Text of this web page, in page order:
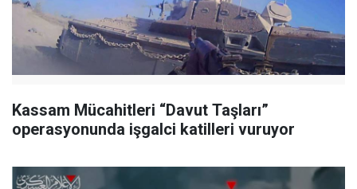
Kassam Mücahitleri “Davut Taşları”
operasyonunda işgalci katilleri vuruyor